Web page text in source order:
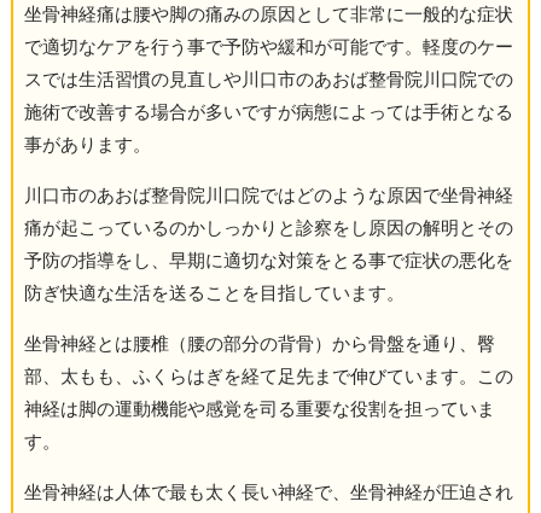
坐骨神経痛は腰や脚の痛みの原因として非常に一般的な症状
で適切なケアを行う事で予防や緩和が可能です。軽度のケー
スでは生活習慣の見直しや川口市のあおば整骨院川口院での
施術で改善する場合が多いですが病態によっては手術となる
事があります。
川口市のあおば整骨院川口院ではどのような原因で坐骨神経
痛が起こっているのかしっかりと診察をし原因の解明とその
予防の指導をし、早期に適切な対策をとる事で症状の悪化を
防ぎ快適な生活を送ることを目指しています。
坐骨神経とは腰椎（腰の部分の背骨）から骨盤を通り、臀
部、太もも、ふくらはぎを経て足先まで伸びています。この
神経は脚の運動機能や感覚を司る重要な役割を担っていま
す。
坐骨神経は人体で最も太く長い神経で、坐骨神経が圧迫され